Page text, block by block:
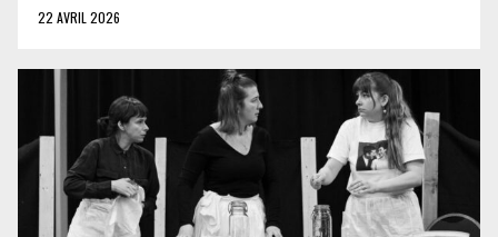
22 AVRIL 2026